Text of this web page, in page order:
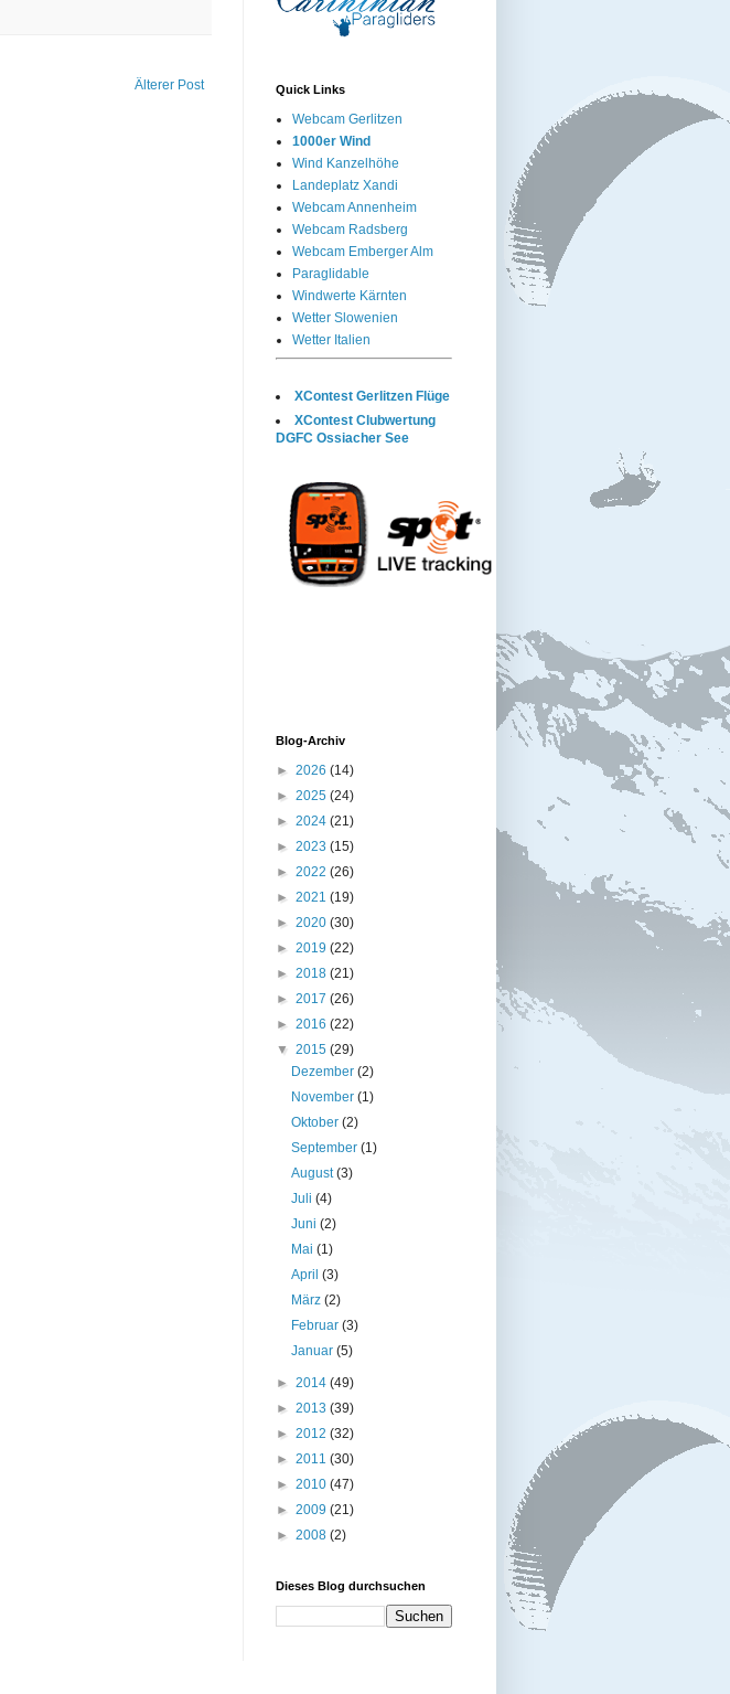
Älterer Post Quick Links
Webcam Gerlitzen
1000er Wind
Wind Kanzelhöhe
Landeplatz Xandi
Webcam Annenheim
Webcam Radsberg
Webcam Emberger Alm
Paraglidable
Windwerte Kärnten
Wetter Slowenien
Wetter Italien
XContest Gerlitzen Flüge
XContest Clubwertung
DGFC Ossiacher See
Blog-Archiv
► 2026 (14)
► 2025 (24)
► 2024 (21)
► 2023 (15)
► 2022 (26)
► 2021 (19)
► 2020 (30)
► 2019 (22)
► 2018 (21)
► 2017 (26)
► 2016 (22)
▼ 2015 (29)
Dezember(2)
November(1)
Oktober(2)
September(1)
August(3)
Juli(4)
Juni(2)
Mai(1)
April(3)
März(2)
Februar(3)
Januar(5)
► 2014 (49)
► 2013 (39)
► 2012 (32)
► 2011 (30)
► 2010 (47)
► 2009 (21)
► 2008 (2)
Dieses Blog durchsuchen